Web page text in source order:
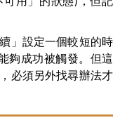
」設定一個較短的時
夠成功被觸發。但這
必須另外找尋辦法才